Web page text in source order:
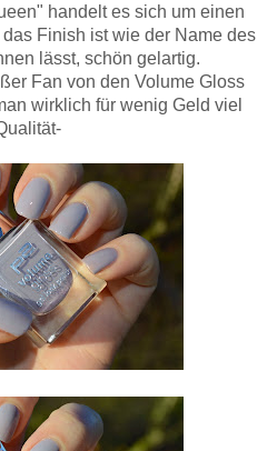
handelt es sich um einen
Finish ist wie der Name des
lässt, schön gelartig.
Fan von den Volume Gloss
wirklich für wenig Geld viel